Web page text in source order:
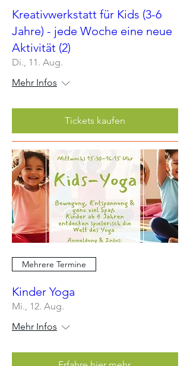
Kreativwerkstatt für Kids (3-6
Jahre) - jede Woche eine neue
Aktivität (2)
Di., 11. Aug.
Mehr Infos
Tickets kaufen
Mehrere Termine
Kinder Yoga
Mi., 12. Aug.
Mehr Infos